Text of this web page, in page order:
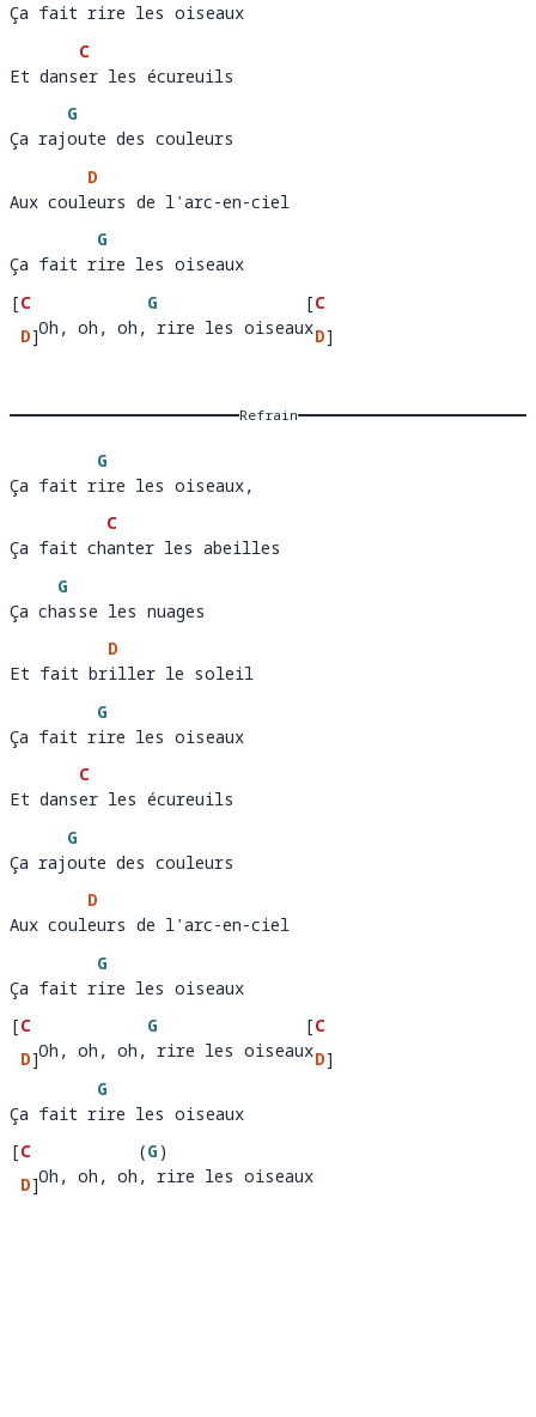
Ça fait rire les oiseaux
Ça fait rire les oiseaux
Et dans
C
e
Et danser les écureuils
Ça raj
G
oute des couleurs
Ça rajoute des couleurs
Aux coul
D
e
Aux couleurs de l'arc-en-ciel
Ça fait r
G
ire les oiseaux
Ça fait rire les oiseaux
[C
  Oh,
D]
, oh, r
G
ire les oiseaux
[C
D]
   Oh, oh, oh, rire les oiseaux
Refrain
Ça fait r
G
ire les oiseaux,
Ça fait rire les oiseaux,
Ça fait ch
C
a
Ça fait chanter les abeilles
Ça ch
G
asse les nuages
Ça chasse les nuages
Et fait br
D
i
Et fait briller le soleil
Ça fait r
G
ire les oiseaux
Ça fait rire les oiseaux
Et dans
C
e
Et danser les écureuils
Ça raj
G
oute des couleurs
Ça rajoute des couleurs
Aux coul
D
e
Aux couleurs de l'arc-en-ciel
Ça fait r
G
ire les oiseaux
Ça fait rire les oiseaux
[C
  Oh,
D]
, oh, r
G
ire les oiseaux
[C
D]
   Oh, oh, oh, rire les oiseaux
Ça fait r
G
ire les oiseaux
Ça fait rire les oiseaux
[C
  Oh,
D]
, oh,
(G )
ire les oiseaux
   Oh, oh, oh, rire les oiseaux